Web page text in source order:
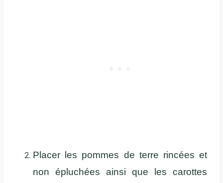
Placer les pommes de terre rincées et
non épluchées ainsi que les carottes